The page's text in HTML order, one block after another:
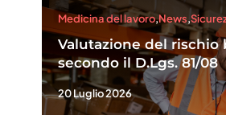
Medicina del lavoro,News,
Valutazione del rischio
secondo il D.Lgs. 81/08
20 Luglio 2026